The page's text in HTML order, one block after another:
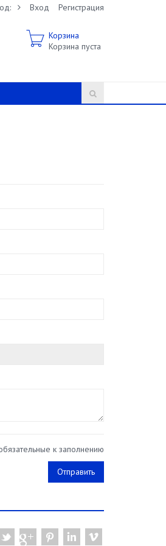
Вход Регистрация
Корзина
Корзина пуста
к заполнению